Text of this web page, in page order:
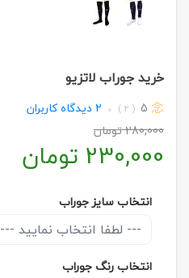
خرید جوراب لاتزیو
5
( 2 )
2 دیدگاه کاربران
280,000تومان
230,000 تومان
انتخاب سایز جوراب
--- لطفا انتخاب نمایید ---
انتخاب رنگ جوراب